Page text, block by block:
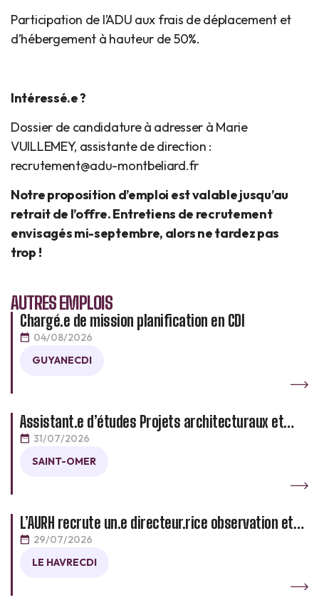
Participation de l’ADU aux frais de déplacement et
d’hébergement à hauteur de 50%.
Intéressé.e ?
Dossier de candidature à adresser à Marie
VUILLEMEY, assistante de direction :
recrutement@adu-montbeliard.fr
Notre proposition d’emploi est valable jusqu’au
retrait de l’offre. Entretiens de recrutement
envisagés mi-septembre, alors ne tardez pas
trop !
AUTRES EMPLOIS
Chargé.e de mission planification en CDI
04/08/2026
GUYANECDI
Assistant.e d’études Projets architecturaux et
urbains _ CDD de 12 mois
31/07/2026
SAINT-OMER
L’AURH recrute un.e directeur.rice observation et
prospective
29/07/2026
LE HAVRECDI